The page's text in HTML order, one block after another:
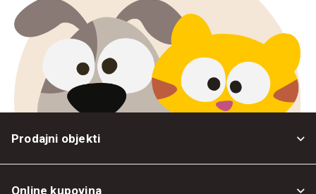
Prodajni objekti
Online kupovina